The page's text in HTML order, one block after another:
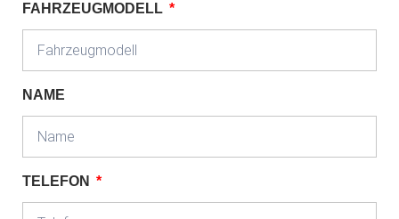
FAHRZEUGMODELL
NAME
TELEFON